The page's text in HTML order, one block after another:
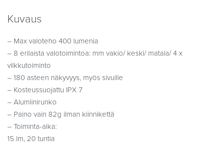
Kuvaus
– Max valoteho 400 lumenia
– 8 erilaista valotoimintoa: mm vakio/ keski/ matala/ 4 x
vilkkutoiminto
– 180 asteen näkyvyys, myös sivuille
– Kosteussuojattu IPX 7
– Alumiinirunko
– Paino vain 82g ilman kiinnikettä
– Toiminta-aika:
15 lm, 20 tuntia